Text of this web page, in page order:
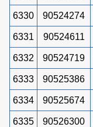
6330 90524274
6331 90524611
6332 90524719
6333 90525386
6334 90525674
6335 90526300